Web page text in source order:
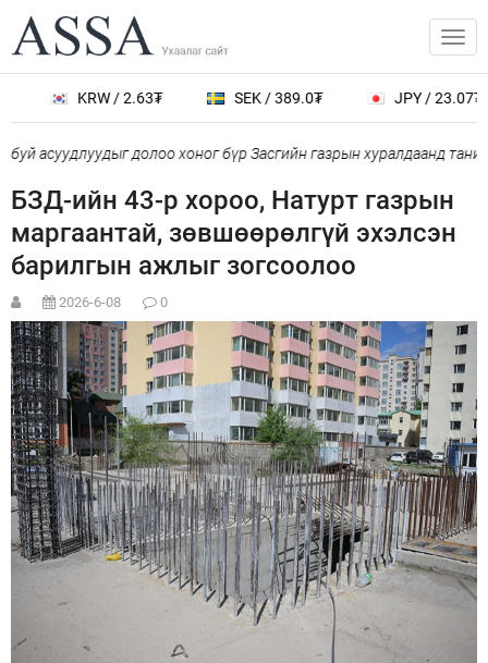
KRW / 2.63₮ SEK / 389.0₮ JPY / 23.07₮
асуудлуудыг долоо хоног бүр Засгийн газрын хуралдаанд
БЗД-ийн 43-р хороо, Натурт газрын
маргаантай, зөвшөөрөлгүй эхэлсэн
барилгын ажлыг зогсоолоо
2026-6-08 0